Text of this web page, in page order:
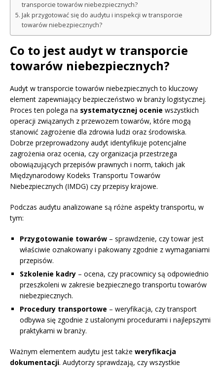
transporcie towarów niebezpiecznych?
Jak przygotować się do audytu i inspekcji w transporcie
towarów niebezpiecznych?
Co to jest audyt w transporcie
towarów niebezpiecznych?
Audyt w transporcie towarów niebezpiecznych to kluczowy
element zapewniający bezpieczeństwo w branży logistycznej.
Proces ten polega na systematycznej ocenie wszystkich
operacji związanych z przewozem towarów, które mogą
stanowić zagrożenie dla zdrowia ludzi oraz środowiska.
Dobrze przeprowadzony audyt identyfikuje potencjalne
zagrożenia oraz ocenia, czy organizacja przestrzega
obowiązujących przepisów prawnych i norm, takich jak
Międzynarodowy Kodeks Transportu Towarów
Niebezpiecznych (IMDG) czy przepisy krajowe.
Podczas audytu analizowane są różne aspekty transportu, w
tym:
Przygotowanie towarów – sprawdzenie, czy towar jest
właściwie oznakowany i pakowany zgodnie z wymaganiami
przepisów.
Szkolenie kadry – ocena, czy pracownicy są odpowiednio
przeszkoleni w zakresie bezpiecznego transportu towarów
niebezpiecznych.
Procedury transportowe – weryfikacja, czy transport
odbywa się zgodnie z ustalonymi procedurami i najlepszymi
praktykami w branży.
Ważnym elementem audytu jest także weryfikacja
dokumentacji. Audytorzy sprawdzają, czy wszystkie